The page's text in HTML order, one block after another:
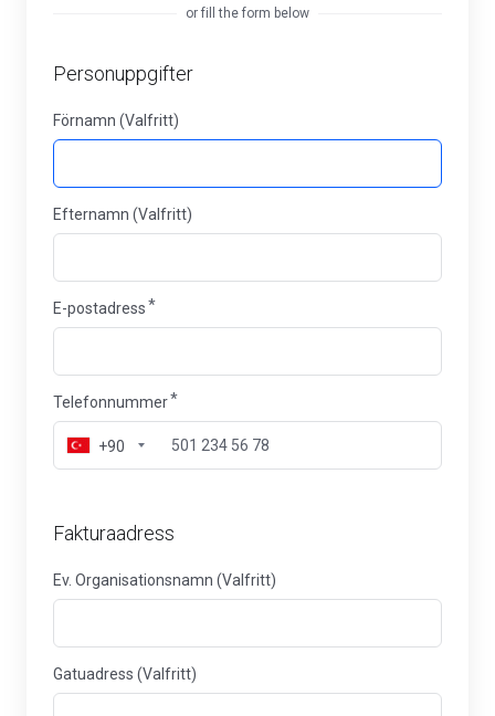
or fill the form below
Personuppgifter
Förnamn (Valfritt)
Efternamn (Valfritt)
E-postadress
Telefonnummer
+90
Fakturaadress
Ev. Organisationsnamn (Valfritt)
Gatuadress (Valfritt)